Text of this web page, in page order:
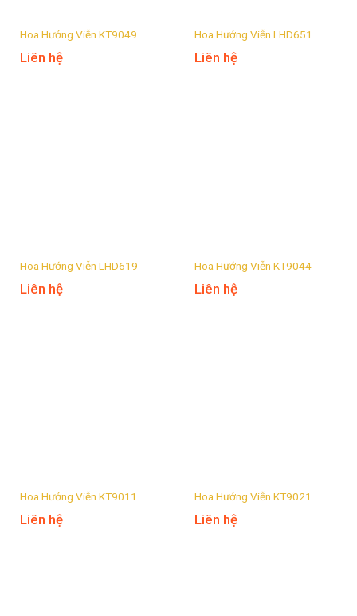
Hoa Hướng Viễn KT9049
Liên hệ
Hoa Hướng Viễn LHD651
Liên hệ
Hoa Hướng Viễn LHD619
Liên hệ
Hoa Hướng Viễn KT9044
Liên hệ
Hoa Hướng Viễn KT9011
Liên hệ
Hoa Hướng Viễn KT9021
Liên hệ